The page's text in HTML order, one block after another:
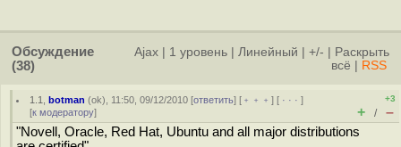
Обсуждение
(38)
Ajax 1 уровень Линейный +/-
Раскрыть
всё
RSS
1.1 ,botman (ok), 11:50, 09/12/2010 [ответить] [ ﹢﹢﹢] [ · · ·]
[к модератору]
+3
+ / –
"Novell, Oracle, Red Hat, Ubuntu and all major distributions